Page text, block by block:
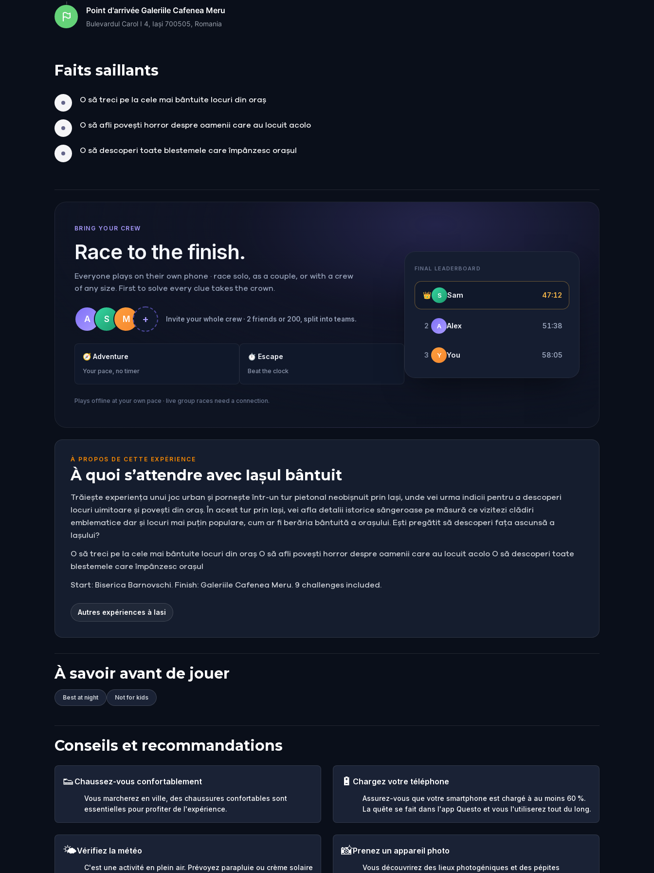
Point d'arrivée Galeriile Cafenea Meru
Bulevardul Carol I 4, Iași 700505, Romania
Faits saillants
O să treci pe la cele mai bântuite locuri din oraș
O să afli povești horror despre oamenii care au locuit acolo
O să descoperi toate blestemele care împânzesc orașul
BRING YOUR CREW
Race to the finish.
Everyone plays on their own phone · race solo, as a couple, or with a crew
of any size. First to solve every clue takes the crown.
A S M + Invite your whole crew · 2 friends or 200, split into teams.
🧭 Adventure
Your pace, no timer
⏱ Escape
Beat the clock
Plays offline at your own pace · live group races need a connection.
FINAL LEADERBOARD
👑 S Sam 47:12
2 A Alex 51:38
3 Y You 58:05
À PROPOS DE CETTE EXPÉRIENCE
À quoi s’attendre avec Iașul bântuit
Trăiește experiența unui joc urban și pornește într-un tur pietonal neobișnuit prin Iași, unde vei urma indicii pentru a descoperi
locuri uimitoare și povești din oraș. În acest tur prin Iași, vei afla detalii istorice sângeroase pe măsură ce vizitezi clădiri
emblematice dar și locuri mai puțin populare, cum ar fi berăria bântuită a orașului. Ești pregătit să descoperi fața ascunsă a
Iașului?
O să treci pe la cele mai bântuite locuri din oraș O să afli povești horror despre oamenii care au locuit acolo O să descoperi toate
blestemele care împânzesc orașul
Start: Biserica Barnovschi. Finish: Galeriile Cafenea Meru. 9 challenges included.
Autres expériences à Iasi
À savoir avant de jouer
Best at night Not for kids
Conseils et recommandations
👟 Chaussez-vous confortablement
Vous marcherez en ville, des chaussures confortables sont
essentielles pour profiter de l'expérience.
🔋 Chargez votre téléphone
Assurez-vous que votre smartphone est chargé à au moins 60 %.
La quête se fait dans l'app Questo et vous l'utiliserez tout du long.
🌤️Vérifiez la météo
C'est une activité en plein air. Prévoyez parapluie ou crème solaire
📸Prenez un appareil photo
Vous découvrirez des lieux photogéniques et des pépites